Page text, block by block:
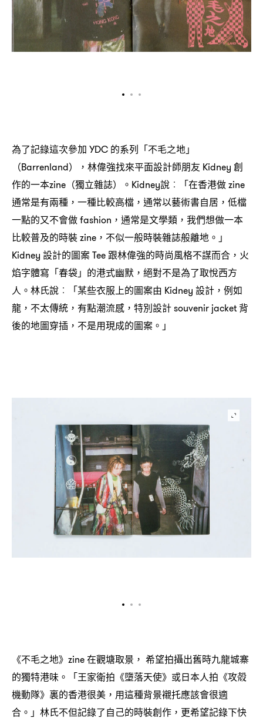
為了記錄這次參加 YDC 的系列「不毛之地」
（Barrenland）， 林偉強找來平面設計師朋友 Kidney 創
作的一本zine（獨立雜誌） 。 Kidney說 ︰ 「在香港做zine
通常是有兩種 ， 一種比較高檔 ， 通常以藝術書自居 ， 低檔
一點的又不會做fashion， 通常是文學類 ， 我們想做一本
比較普及的時裝zine， 不似一般時裝雜誌般離地。」
Kidney 設計的圖案Tee 跟林偉強的時尚風格不謀而合 ， 火
焰字體寫「春袋」的港式幽默 ， 絕對不是為了取悅西方
人。林氏說 ︰ 「某些衣服上的圖案由 Kidney 設計 ， 例如
龍 ， 不太傳統 ， 有點潮流感 ， 特別設計souvenir jacket背
後的地圖穿插 ， 不是用現成的圖案。」
《不毛之地》 zine在觀塘取景 ， 希望拍攝出舊時九龍城寨
的獨特港味。「王家衛拍《墮落天使》或日本人拍《攻殻
機動隊》裏的香港很美 ， 用這種背景襯托應該會很適
合。」林氏不但記錄了自己的時裝創作 ， 更希望記錄下快